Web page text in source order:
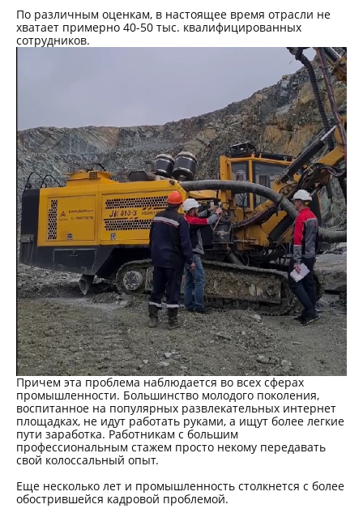
По различным оценкам, в настоящее время отрасли не
хватает примерно 40-50 тыс. квалифицированных
сотрудников.
Причем эта проблема наблюдается во всех сферах
промышленности. Большинство молодого поколения,
воспитанное на популярных развлекательных интернет
площадках, не идут работать руками, а ищут более легкие
пути заработка. Работникам с большим
профессиональным стажем просто некому передавать
свой колоссальный опыт.
Еще несколько лет и промышленность столкнется с более
обострившейся кадровой проблемой.